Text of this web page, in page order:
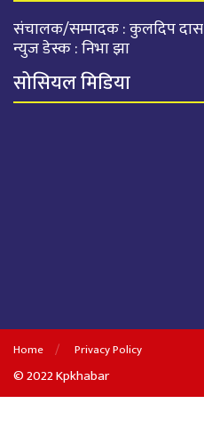
संचालक/सम्पादक : कुलदिप दास
न्युज डेस्क : निभा झा
सोसियल मिडिया
Home Privacy Policy
© 2022 Kpkhabar